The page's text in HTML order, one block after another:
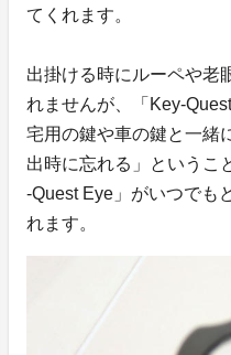
てくれます。
出掛ける時にルーペや老
れませんが、「Key-
宅用の鍵や車の鍵と一緒
出時に忘れる」というこ
-Quest Eye」がいつでも
れます。